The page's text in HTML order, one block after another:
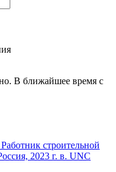
В ближайшее время с